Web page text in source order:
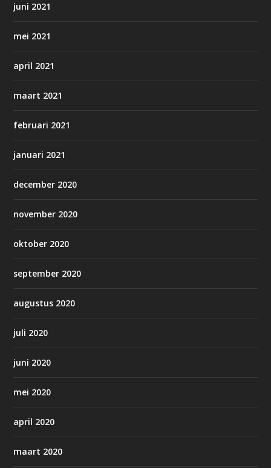
juni 2021
mei 2021
april 2021
maart 2021
februari 2021
januari 2021
december 2020
november 2020
oktober 2020
september 2020
augustus 2020
juli 2020
juni 2020
mei 2020
april 2020
maart 2020